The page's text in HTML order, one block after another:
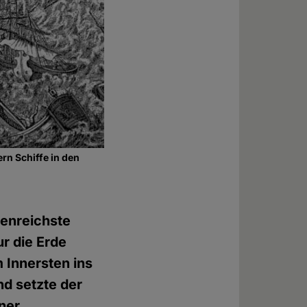
Schiffe in den
die Erde
Innersten ins
setzte der